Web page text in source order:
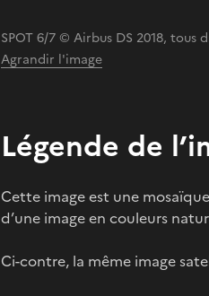
SPOT 6/7 © Airbus DS 2018,
Agrandir l'image
Légende de
Cette image est une
d’une image en couleurs
Ci-contre, la même image